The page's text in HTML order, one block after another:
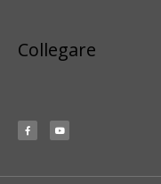
Collegare